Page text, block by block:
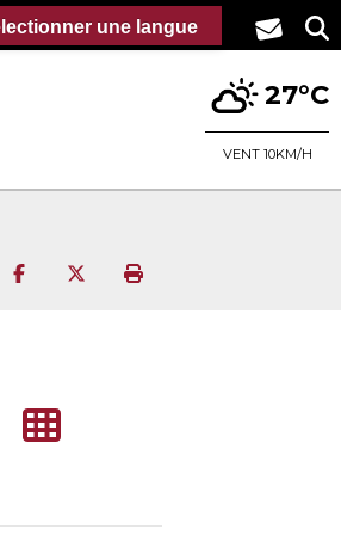
27°C
VENT 10KM/H
Partager sur Facebook
Partager sur Twitter
Imprimer la page
une langue